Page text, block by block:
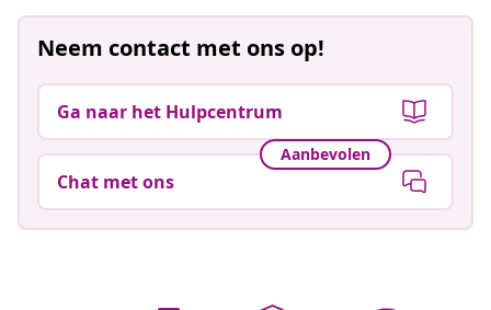
Neem contact met ons op!
Ga naar het Hulpcentrum
Aanbevolen
Chat met ons